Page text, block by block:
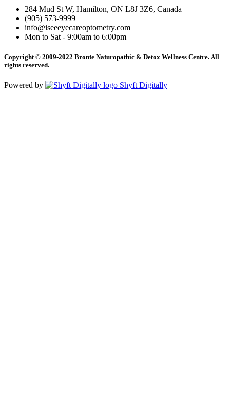
284 Mud St W, Hamilton, ON L8J 3Z6, Canada
(905) 573-9999
info@iseeeyecareoptometry.com
Mon to Sat - 9:00am to 6:00pm
Copyright © 2009-2022 Bronte Naturopathic & Detox Wellness Centre. All
rights reserved.
Powered by Shyft Digitally